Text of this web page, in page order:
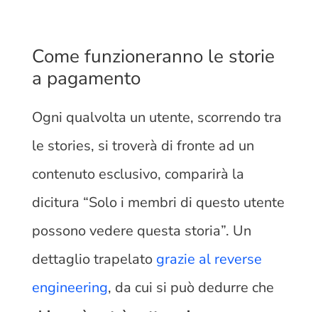
Come funzioneranno le storie
a pagamento
Ogni qualvolta un utente, scorrendo tra
le stories, si troverà di fronte ad un
contenuto esclusivo, comparirà la
dicitura “Solo i membri di questo utente
possono vedere questa storia”. Un
dettaglio trapelato grazie al reverse
engineering, da cui si può dedurre che